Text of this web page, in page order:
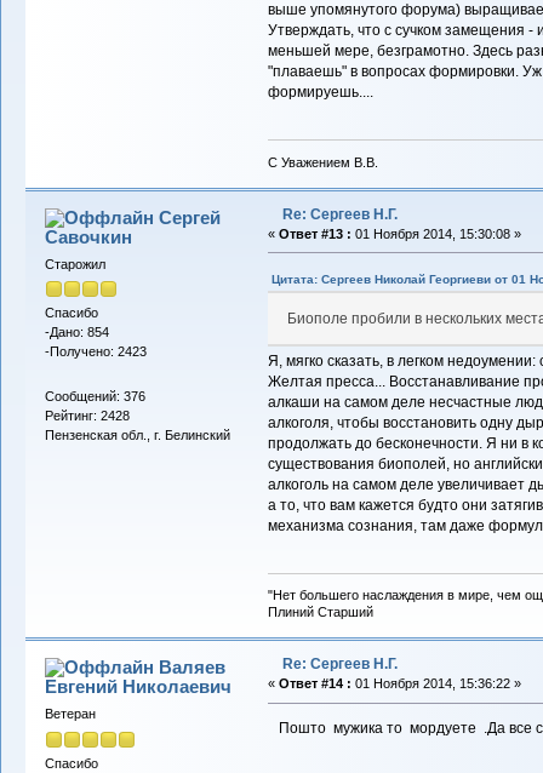
выше упомянутого форума)
Утверждать, что с сучком замещения -
меньшей мере, безграмотно. Здесь
"плаваешь" в вопросах формировки. Уж
формируешь....
С Уважением В.В.
Сергей
Савочкин
Старожил
Спасибо
-Дано: 854
-Получено: 2423
Сообщений: 376
Рейтинг: 2428
Пензенская обл., г. Белинский
Re: Сергеев Н.Г.
« Ответ #13 : 01 Ноября 2014, 15:30:08 »
Цитата: Сергеев Николай Георгиеви от 01
Биополе пробили в нескольких
Я, мягко сказать, в легком
Желтая пресса... Восстанавливание
алкаши на самом деле несчастные
алкоголя, чтобы восстановить одну
продолжать до бесконечности. Я ни в
существования биополей, но
алкоголь на самом деле увеличивает
а то, что вам кажется будто они
механизма сознания, там даже
"Нет большего наслаждения в мире, чем
Плиний Старший
Валяев
Евгений Николаевич
Ветеран
Спасибо
Re: Сергеев Н.Г.
« Ответ #14 : 01 Ноября 2014, 15:36:22 »
Пошто мужика то мордуете .Да все